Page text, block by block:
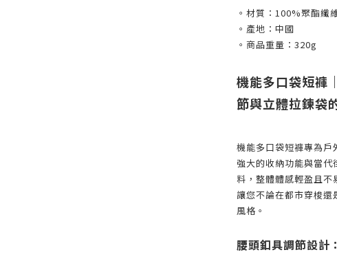
。材質：100%聚酯纖
。產地：中國
。商品重量：320g
機能多口袋短褲
節與立體拉鍊袋
機能多口袋短褲專為
強大的收納功能與當
料，整體體感輕盈且
讓您不論在都市穿梭
風格。
腰頭釦具調節設計